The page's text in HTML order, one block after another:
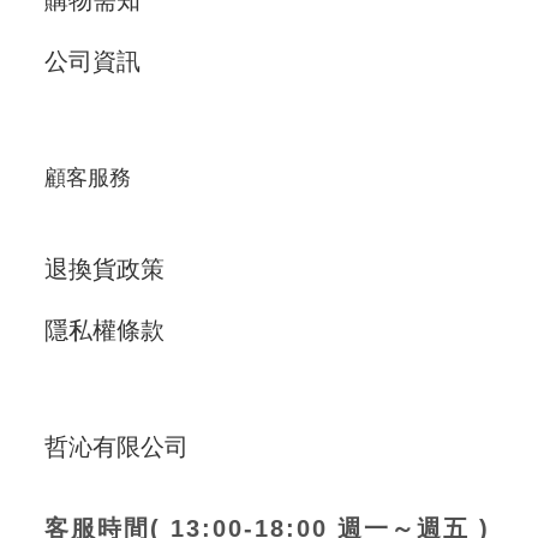
公司資訊
顧客服務
退換貨政策
隱私權條款
哲沁有限公司
客服時間( 13:00-18:00 週一～週五 )